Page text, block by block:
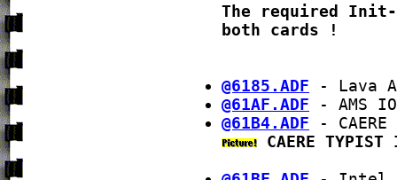
The required
both cards !
@6185.ADF - Lava
@61AF.ADF - AMS
@61B4.ADF - CAERE
CAERE TYPIST